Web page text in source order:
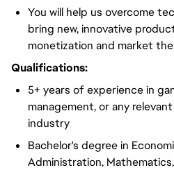
You will help us overcome
bring new, innovative
monetization and market
Qualifications:
5+ years of experience in
management, or any
industry
Bachelor's degree in
Administration,